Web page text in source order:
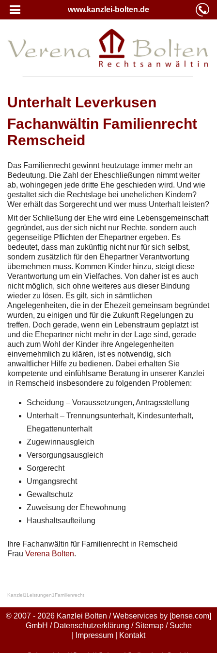
www.kanzlei-bolten.de
Unterhalt Leverkusen
Fachanwältin Familienrecht
Remscheid
Das Familienrecht gewinnt heutzutage immer mehr an
Bedeutung. Die Zahl der Eheschließungen nimmt weiter
ab, wohingegen jede dritte Ehe geschieden wird. Und wie
gestaltet sich die Rechtslage bei unehelichen Kindern?
Wer erhält das Sorgerecht und wer muss Unterhalt leisten?
Mit der Schließung der Ehe wird eine Lebensgemeinschaft
gegründet, aus der sich nicht nur Rechte, sondern auch
gegenseitige Pflichten der Ehepartner ergeben. Es
bedeutet, dass man zukünftig nicht nur für sich selbst,
sondern zusätzlich für den Ehepartner Verantwortung
übernehmen muss. Kommen Kinder hinzu, steigt diese
Verantwortung um ein Vielfaches. Von daher ist es auch
nicht möglich, sich ohne weiteres aus dieser Bindung
wieder zu lösen. Es gilt, sich in sämtlichen
Angelegenheiten, die in der Ehezeit gemeinsam begründet
wurden, zu einigen und für die Zukunft Regelungen zu
treffen. Doch gerade, wenn ein Lebenstraum geplatzt ist
und die Ehepartner nicht mehr in der Lage sind, gerade
auch zum Wohl der Kinder ihre Angelegenheiten
einvernehmlich zu klären, ist es notwendig, sich
anwaltlicher Hilfe zu bedienen. Dabei erhalten Sie
kompetente und einfühlsame Beratung in unserer Kanzlei
in Remscheid insbesondere zu folgenden Problemen:
Scheidung – Voraussetzungen, Antragsstellung
Unterhalt – Trennungsunterhalt, Kindesunterhalt,
Ehegattenunterhalt
Zugewinnausgleich
Versorgungsausgleich
Sorgerecht
Umgangsrecht
Gewaltschutz
Zuweisung der Ehewohnung
Haushaltsaufteilung
Ihre Fachanwältin für Familienrecht in Remscheid
Frau Verena Bolten.
Kanzlei1 Leistungen1 Familienrecht
© 2007 - 2026 Kanzlei Bolten / Webservices by [bense.com]
GmbH / Datenschutzerklärung / Sitemap/ Suche
Impressum Kontakt